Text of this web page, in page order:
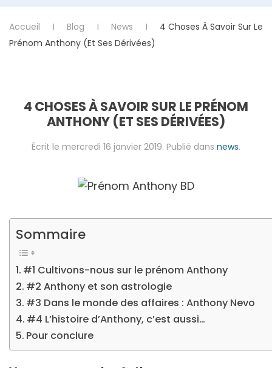
Accueil Blog News
4 Choses À Savoir Sur Le
Prénom Anthony (et Ses Dérivées)
4 CHOSES À SAVOIR SUR LE PRÉNOM
ANTHONY (ET SES DÉRIVÉES)
Écrit le mercredi 16 janvier 2019. Publié dans news.
Sommaire
#1 Cultivons-nous sur le prénom Anthony
#2 Anthony et son astrologie
#3 Dans le monde des affaires : Anthony Nevo
#4 L’histoire d’Anthony, c’est aussi…
Pour conclure